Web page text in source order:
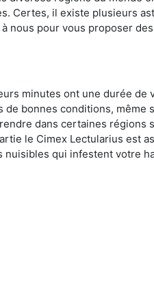
Certes, il existe plusieurs
nous pour vous proposer
minutes ont une durée de
de bonnes conditions, même
dans certaines régions
le Cimex Lectularius est
qui infestent votre